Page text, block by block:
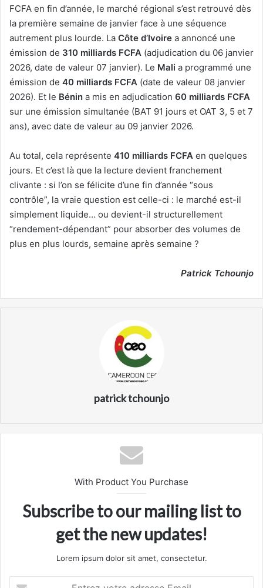
FCFA en fin d’année, le marché régional s’est retrouvé dès
la première semaine de janvier face à une séquence
autrement plus lourde. La Côte d’Ivoire a annoncé une
émission de 310 milliards FCFA (adjudication du 06 janvier
2026, date de valeur 07 janvier). Le Mali a programmé une
émission de 40 milliards FCFA (date de valeur 08 janvier
2026). Et le Bénin a mis en adjudication 60 milliards FCFA
sur une émission simultanée (BAT 91 jours et OAT 3, 5 et 7
ans), avec date de valeur au 09 janvier 2026.
Au total, cela représente 410 milliards FCFA en quelques
jours. Et c’est là que la lecture devient franchement
clivante : si l’on se félicite d’une fin d’année “sous
contrôle”, la vraie question est celle-ci : le marché est-il
simplement liquide… ou devient-il structurellement
“rendement-dépendant” pour absorber des volumes de
plus en plus lourds, semaine après semaine ?
Patrick Tchounjo
patrick tchounjo
With Product You Purchase
Subscribe to our mailing list to
get the new updates!
Lorem ipsum dolor sit amet, consectetur.